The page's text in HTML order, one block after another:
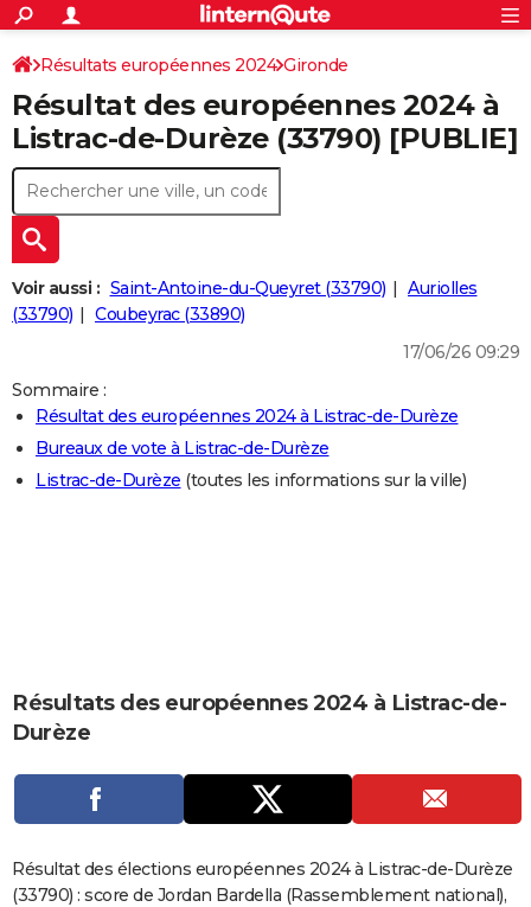
ACTUALITÉS
Politique
Société
Faits Divers
Education
Monde
Villes
+
SPORT
Coupe du monde 2026
Football
Tennis
Cyclisme
Rugby
Forum
CULTURE
Programme TV
TNT
Streaming
Cinéma
Sorties cinéma
Musique
+
FINANCE
Retraite
Impôts
Epargne
Immobilier
Risques naturels par ville
Banque
Assurance
Crédit
AUTO
Essais
Réserver un essai
Citadines
Berlines
SUV
Forum auto
+
HIGH-TECH
Mobiles
Meilleur smartphone
Internet
Ordinateurs
Jeux vidéo
Guide high-tech
+
BRICOLAGE
Guides de France
Escapades
Patrimoine
Expositions
Musées
Week-end nature
LIFESTYLE
Art de vivre
Bien-être
Loisirs
Mode
Modes de vie
CARTE DE VOEUX
Carte de Noël
Carte Bonne année
Carte Saint-Valentin
Carte Pâques
Carte d'anniversaire
Dictionnaire
Biographies
Expressions
Proverbes
PROGRAMME TV
S'inscrire
Se connecter
Lycées
Collèges
Primaires
Universités
Entreprises
Service militaire
Avis de recherche
AVIS DE DÉCÈS
S'inscrire
Connexion
Résultats européennes 2024 Gironde
Résultat des européennes 2024 à
Listrac-de-Durèze (33790) [PUBLIE]
Voir aussi : Saint-Antoine-du-Queyret (33790)
Auriolles
(33790)
Coubeyrac (33890)
17/06/26 09:29
Sommaire :
Résultat des européennes 2024 à Listrac-de-Durèze
Bureaux de vote à Listrac-de-Durèze
Listrac-de-Durèze (toutes les informations sur la ville)
Résultats des européennes 2024 à Listrac-de-
Durèze
Résultat des élections européennes 2024 à Listrac-de-Durèze
(33790) : score de Jordan Bardella (Rassemblement national),